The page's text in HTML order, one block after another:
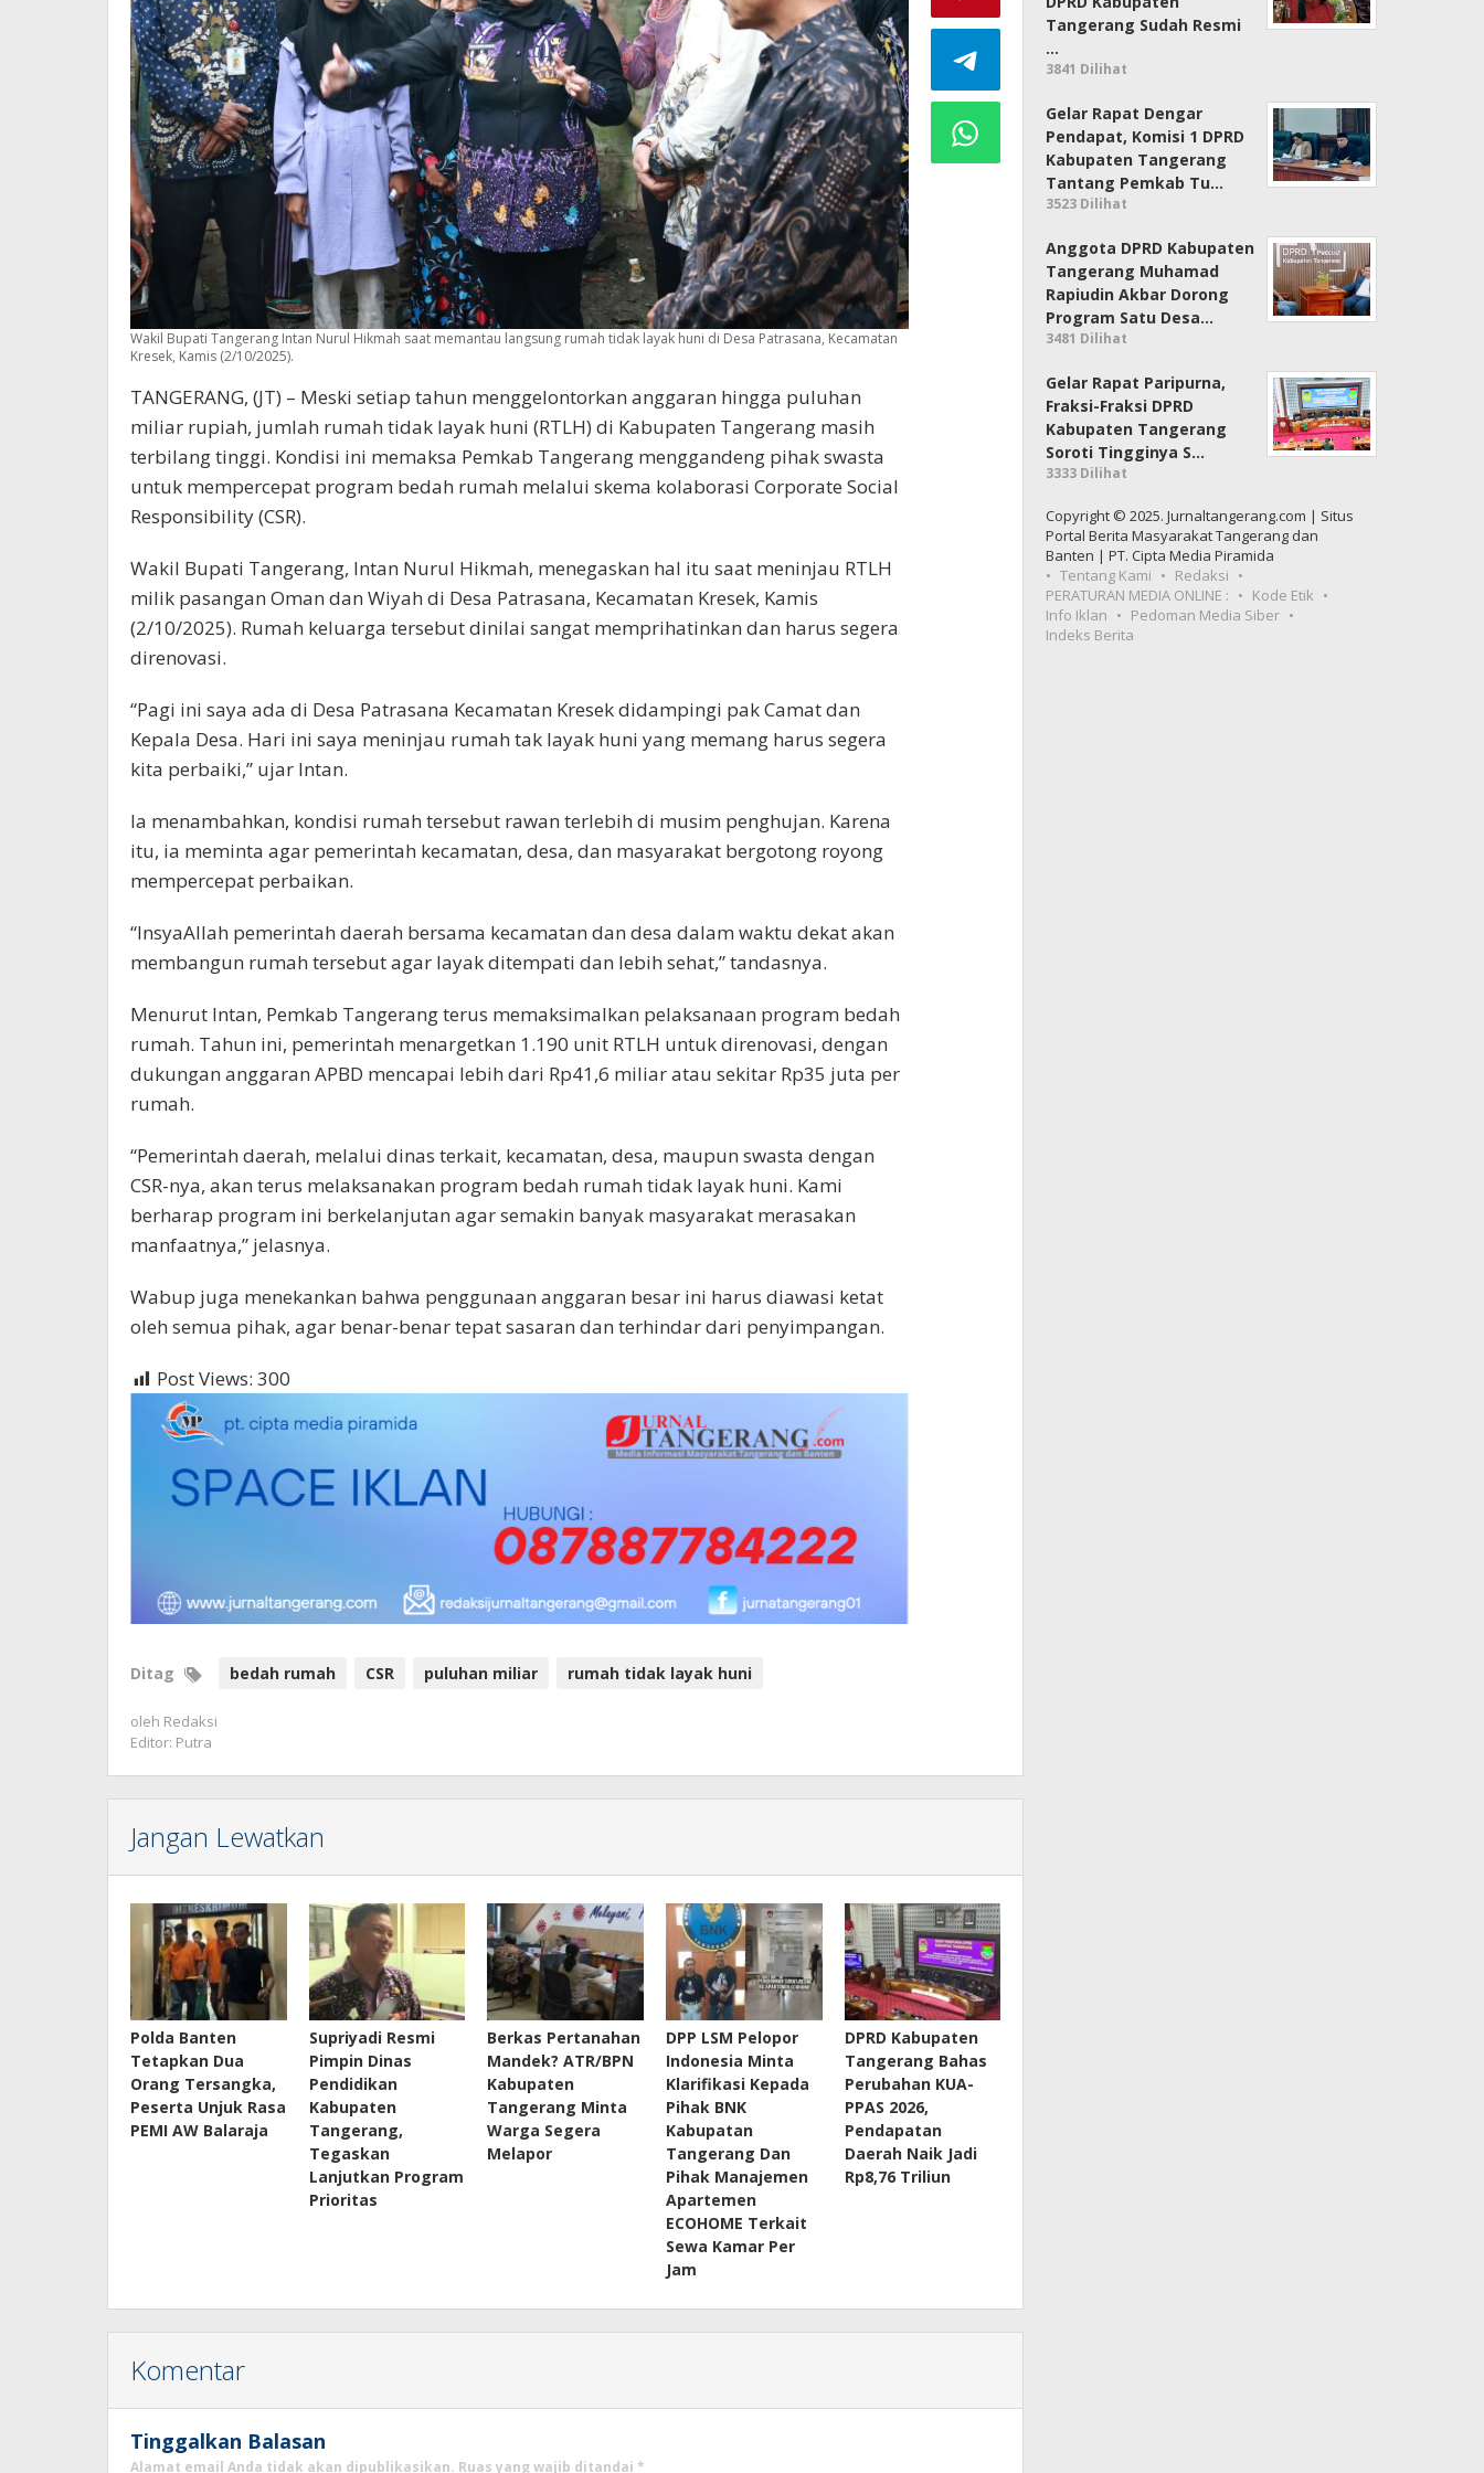
Wakil Bupati Tangerang Intan Nurul Hikmah saat memantau langsung rumah tidak layak huni di Desa Patrasana, Kecamatan
Kresek, Kamis (2/10/2025).
TANGERANG, (JT) – Meski setiap tahun menggelontorkan anggaran hingga puluhan
miliar rupiah, jumlah rumah tidak layak huni (RTLH) di Kabupaten Tangerang masih
terbilang tinggi. Kondisi ini memaksa Pemkab Tangerang menggandeng pihak swasta
untuk mempercepat program bedah rumah melalui skema kolaborasi Corporate Social
Responsibility (CSR).
Wakil Bupati Tangerang, Intan Nurul Hikmah, menegaskan hal itu saat meninjau RTLH
milik pasangan Oman dan Wiyah di Desa Patrasana, Kecamatan Kresek, Kamis
(2/10/2025). Rumah keluarga tersebut dinilai sangat memprihatinkan dan harus segera
direnovasi.
“Pagi ini saya ada di Desa Patrasana Kecamatan Kresek didampingi pak Camat dan
Kepala Desa. Hari ini saya meninjau rumah tak layak huni yang memang harus segera
kita perbaiki,” ujar Intan.
Ia menambahkan, kondisi rumah tersebut rawan terlebih di musim penghujan. Karena
itu, ia meminta agar pemerintah kecamatan, desa, dan masyarakat bergotong royong
mempercepat perbaikan.
“InsyaAllah pemerintah daerah bersama kecamatan dan desa dalam waktu dekat akan
membangun rumah tersebut agar layak ditempati dan lebih sehat,” tandasnya.
Menurut Intan, Pemkab Tangerang terus memaksimalkan pelaksanaan program bedah
rumah. Tahun ini, pemerintah menargetkan 1.190 unit RTLH untuk direnovasi, dengan
dukungan anggaran APBD mencapai lebih dari Rp41,6 miliar atau sekitar Rp35 juta per
rumah.
“Pemerintah daerah, melalui dinas terkait, kecamatan, desa, maupun swasta dengan
CSR-nya, akan terus melaksanakan program bedah rumah tidak layak huni. Kami
berharap program ini berkelanjutan agar semakin banyak masyarakat merasakan
manfaatnya,” jelasnya.
Wabup juga menekankan bahwa penggunaan anggaran besar ini harus diawasi ketat
oleh semua pihak, agar benar-benar tepat sasaran dan terhindar dari penyimpangan.
Post Views: 300
Ditag bedah rumah CSR puluhan miliar rumah tidak layak huni
oleh Redaksi
Editor: Putra
Jangan Lewatkan
Polda Banten
Tetapkan Dua
Orang Tersangka,
Peserta Unjuk Rasa
PEMI AW Balaraja
Supriyadi Resmi
Pimpin Dinas
Pendidikan
Kabupaten
Tangerang,
Tegaskan
Lanjutkan Program
Prioritas
Berkas Pertanahan
Mandek? ATR/BPN
Kabupaten
Tangerang Minta
Warga Segera
Melapor
DPP LSM Pelopor
Indonesia Minta
Klarifikasi Kepada
Pihak BNK
Kabupatan
Tangerang Dan
Pihak Manajemen
Apartemen
ECOHOME Terkait
Sewa Kamar Per
Jam
DPRD Kabupaten
Tangerang Bahas
Perubahan KUA-
PPAS 2026,
Pendapatan
Daerah Naik Jadi
Rp8,76 Triliun
Komentar
Tinggalkan Balasan
Alamat email Anda tidak akan dipublikasikan. Ruas yang wajib ditandai *
Tangerang Sudah Resmi
…
3841 Dilihat
Gelar Rapat Dengar
Pendapat, Komisi 1 DPRD
Kabupaten Tangerang
Tantang Pemkab Tu…
3523 Dilihat
Anggota DPRD Kabupaten
Tangerang Muhamad
Rapiudin Akbar Dorong
Program Satu Desa…
3481 Dilihat
Gelar Rapat Paripurna,
Fraksi-Fraksi DPRD
Kabupaten Tangerang
Soroti Tingginya S…
3333 Dilihat
Copyright © 2025. Jurnaltangerang.com | Situs
Portal Berita Masyarakat Tangerang dan
Banten | PT. Cipta Media Piramida
Tentang Kami
Redaksi
PERATURAN MEDIA ONLINE :
Kode Etik
Info Iklan
Pedoman Media Siber
Indeks Berita